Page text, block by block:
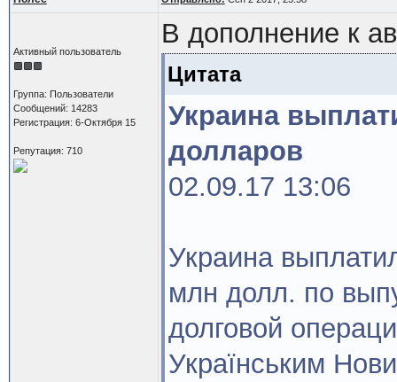
Активный пользователь
Группа: Пользователи
Сообщений: 14283
Регистрация: 6-Октября 15
Репутация: 710
В дополнение к
Цитата
Украина
долларов
02.09.17 13:06
Украина
млн долл. по
долговой
Українським